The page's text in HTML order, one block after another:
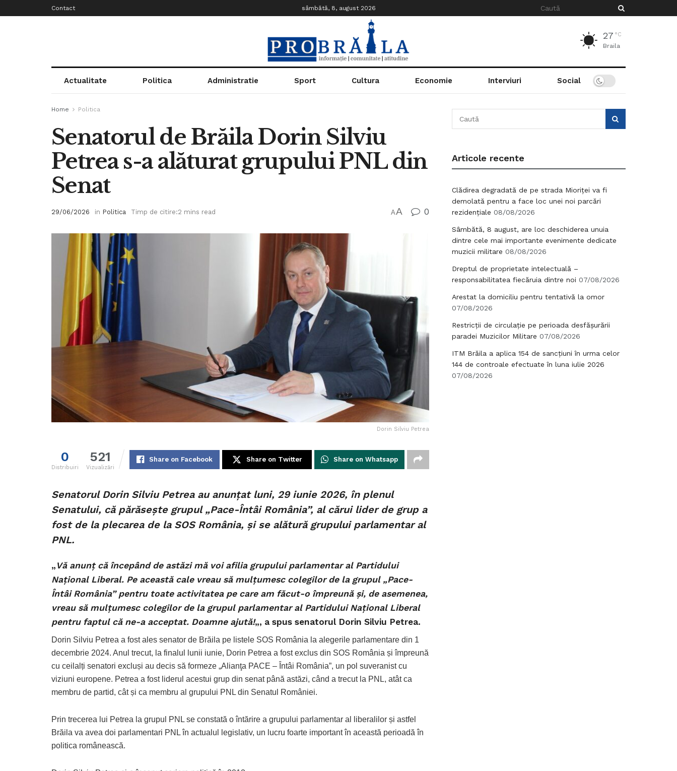
Contact sâmbătă, 8, august 2026
27 °C
Braila
Actualitate Politica Administratie Sport Cultura Economie Interviuri Social
Home Politica
Senatorul de Brăila Dorin Silviu
Petrea s-a alăturat grupului PNL din
Senat
29/06/2026 in Politica Timp de citire:2 mins read AA 0
Dorin Silviu Petrea
0
Distribuiri
521
Vizualizări
Share on Facebook Share on Twitter Share on Whatsapp
Senatorul Dorin Silviu Petrea au anunţat luni, 29 iunie 2026, în plenul
Senatului, că părăsește grupul „Pace-Întâi România”, al cărui lider de grup a
fost de la plecarea de la SOS România, şi se alătură grupului parlamentar al
PNL.
„ Vă anunţ că începând de astăzi mă voi afilia grupului parlamentar al Partidului
Naţional Liberal. Pe această cale vreau să mulţumesc colegilor de la grupul „Pace-
Întâi România” pentru toate activitatea pe care am făcut-o împreună şi, de asemenea,
vreau să mulţumesc colegilor de la grupul parlamentar al Partidului Naţional Liberal
pentru faptul că ne-a acceptat. Doamne ajută!„, a spus senatorul Dorin Silviu Petrea.
Dorin Silviu Petrea a fost ales senator de Brăila pe listele SOS România la alegerile parlamentare din 1
decembrie 2024. Anul trecut, la finalul lunii iunie, Dorin Petrea a fost exclus din SOS România și împreună
cu ceilalți senatori excluși au decis să formeze „Alianţa PACE – Întâi România”, un pol suveranist cu
viziuni europene. Petrea a fost liderul acestui grup din senat până astăzi, când a trecut la PNL, atât ca
membru de partid, cât și ca membru al grupului PNL din Senatul României.
Prin trecerea lui Petrea la grupul PNL se constată o întărire a grupului parlamentar al liberalilor și astfel
Brăila va avea doi parlamentari PNL în actualul legislativ, un lucru foarte important în această perioadă în
politica românească.
Articole recente
Clădirea degradată de pe strada Mioriței va fi
demolată pentru a face loc unei noi parcări
rezidențiale 08/08/2026
Sâmbătă, 8 august, are loc deschiderea unuia
dintre cele mai importante evenimente dedicate
muzicii militare 08/08/2026
Dreptul de proprietate intelectuală –
responsabilitatea fiecăruia dintre noi 07/08/2026
Arestat la domiciliu pentru tentativă la omor
07/08/2026
Restricții de circulație pe perioada desfășurării
paradei Muzicilor Militare 07/08/2026
ITM Brăila a aplica 154 de sancțiuni în urma celor
144 de controale efectuate în luna iulie 2026
07/08/2026